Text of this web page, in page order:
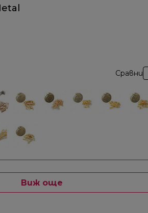
Сравни
Виж още